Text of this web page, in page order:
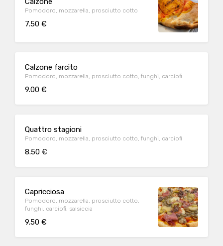
Pomodoro, mozzarella, prosciutto cotto
7.50 €
Calzone farcito
Pomodoro, mozzarella, prosciutto cotto, funghi, carciofi
9.00 €
Quattro stagioni
Pomodoro, mozzarella, prosciutto cotto, funghi, carciofi
8.50 €
Capricciosa
Pomodoro, mozzarella, prosciutto cotto,
funghi, carciofi, salsiccia
9.50 €